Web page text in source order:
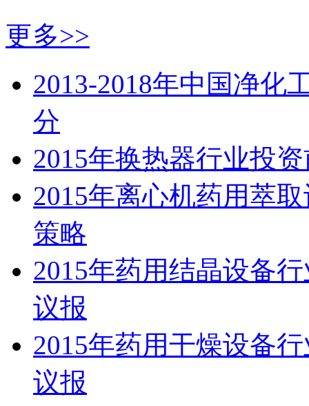
更多>>
2013-2018年中国净化
分
2015年换热器行业投
2015年离心机药用萃
策略
2015年药用结晶设备
议报
2015年药用干燥设备
议报